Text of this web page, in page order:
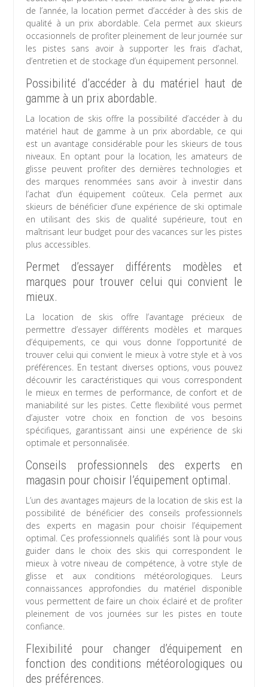
de l’année, la location permet d’accéder à des skis de
qualité à un prix abordable. Cela permet aux skieurs
occasionnels de profiter pleinement de leur journée sur
les pistes sans avoir à supporter les frais d’achat,
d’entretien et de stockage d’un équipement personnel.
Possibilité d’accéder à du matériel haut de
gamme à un prix abordable.
La location de skis offre la possibilité d’accéder à du
matériel haut de gamme à un prix abordable, ce qui
est un avantage considérable pour les skieurs de tous
niveaux. En optant pour la location, les amateurs de
glisse peuvent profiter des dernières technologies et
des marques renommées sans avoir à investir dans
l’achat d’un équipement coûteux. Cela permet aux
skieurs de bénéficier d’une expérience de ski optimale
en utilisant des skis de qualité supérieure, tout en
maîtrisant leur budget pour des vacances sur les pistes
plus accessibles.
Permet d’essayer différents modèles et
marques pour trouver celui qui convient le
mieux.
La location de skis offre l’avantage précieux de
permettre d’essayer différents modèles et marques
d’équipements, ce qui vous donne l’opportunité de
trouver celui qui convient le mieux à votre style et à vos
préférences. En testant diverses options, vous pouvez
découvrir les caractéristiques qui vous correspondent
le mieux en termes de performance, de confort et de
maniabilité sur les pistes. Cette flexibilité vous permet
d’ajuster votre choix en fonction de vos besoins
spécifiques, garantissant ainsi une expérience de ski
optimale et personnalisée.
Conseils professionnels des experts en
magasin pour choisir l’équipement optimal.
L’un des avantages majeurs de la location de skis est la
possibilité de bénéficier des conseils professionnels
des experts en magasin pour choisir l’équipement
optimal. Ces professionnels qualifiés sont là pour vous
guider dans le choix des skis qui correspondent le
mieux à votre niveau de compétence, à votre style de
glisse et aux conditions météorologiques. Leurs
connaissances approfondies du matériel disponible
vous permettent de faire un choix éclairé et de profiter
pleinement de vos journées sur les pistes en toute
confiance.
Flexibilité pour changer d’équipement en
fonction des conditions météorologiques ou
des préférences.